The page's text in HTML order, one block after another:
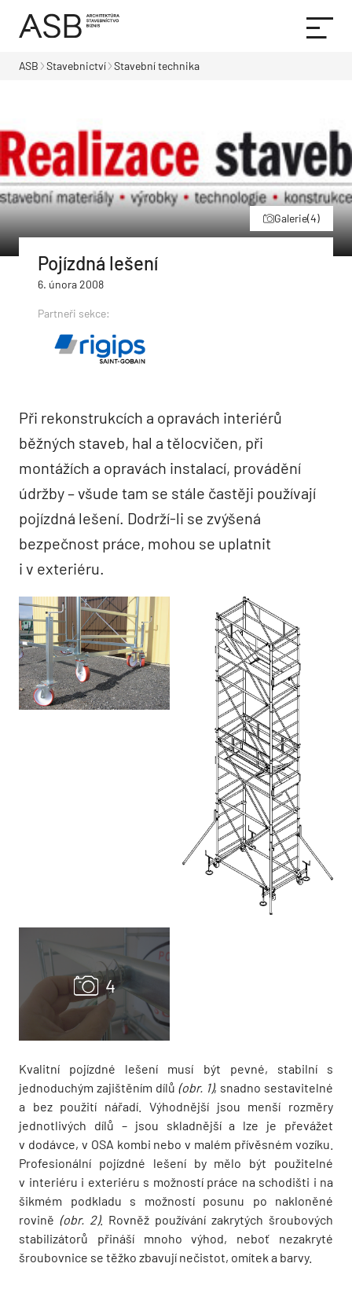
ASB Stavebnictví Stavební technika
Galerie(4)
Pojízdná lešení
6. února 2008
Partneři sekce:
Při rekonstrukcích a opravách interiérů
běžných staveb, hal a tělocvičen, při
montážích a opravách instalací, provádění
údržby – všude tam se stále častěji používají
pojízdná lešení. Dodrží-li se zvýšená
bezpečnost práce, mohou se uplatnit
i v exteriéru.
Kvalitní pojízdné lešení musí být pevné, stabilní s
jednoduchým zajištěním dílů (obr. 1), snadno sestavitelné
a bez použití nářadí. Výhodnější jsou menší rozměry
jednotlivých dílů – jsou skladnější a lze je převážet
v dodávce, v OSA kombi nebo v malém přívěsném vozíku.
Profesionální pojízdné lešení by mělo být použitelné
v interiéru i exteriéru s možností práce na schodišti i na
šikmém podkladu s možností posunu po nakloněné
rovině (obr. 2). Rovněž používání zakrytých šroubových
stabilizátorů přináší mnoho výhod, neboť nezakryté
šroubovnice se těžko zbavují nečistot, omítek a barvy.